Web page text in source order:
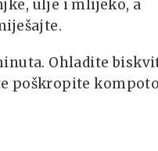
ulje i mlijeko, a
Ohladite
poškropite